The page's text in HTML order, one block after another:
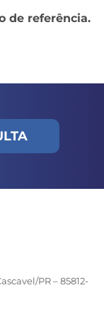
de referência.
PR – 85812-